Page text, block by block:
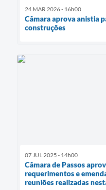
24 MAR 2026 - 16h00
Câmara aprova anistia
construções
07 JUL 2025 - 14h00
Câmara de Passos
requerimentos e
reuniões realizadas